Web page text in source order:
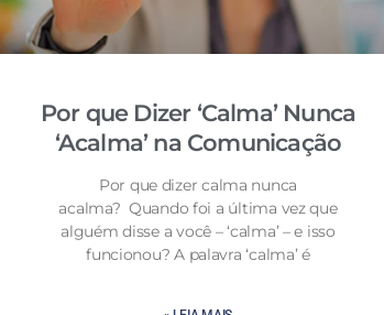
Por que Dizer ‘Calma’ Nunca
‘Acalma’ na Comunicação
Por que dizer calma nunca
acalma? Quando foi a última vez que
alguém disse a você – ‘calma’ – e isso
funcionou? A palavra ‘calma’ é